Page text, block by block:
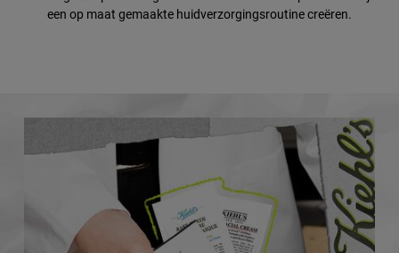
een op maat gemaakte huidverzorgingsroutine creëren.